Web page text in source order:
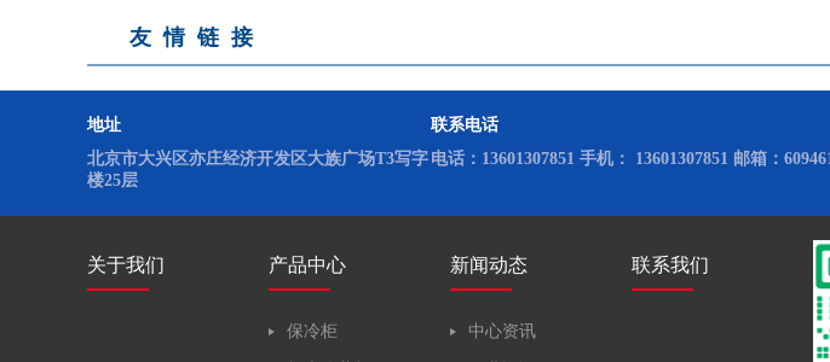
友情链接
地址
北京市大兴区亦庄经济开发区大族广场T3写字
楼25层
联系电话
电话：13601307851 手机： 13601307851 邮箱：
关于我们 产品中心
保冷柜
新闻动态
中心资讯
联系我们